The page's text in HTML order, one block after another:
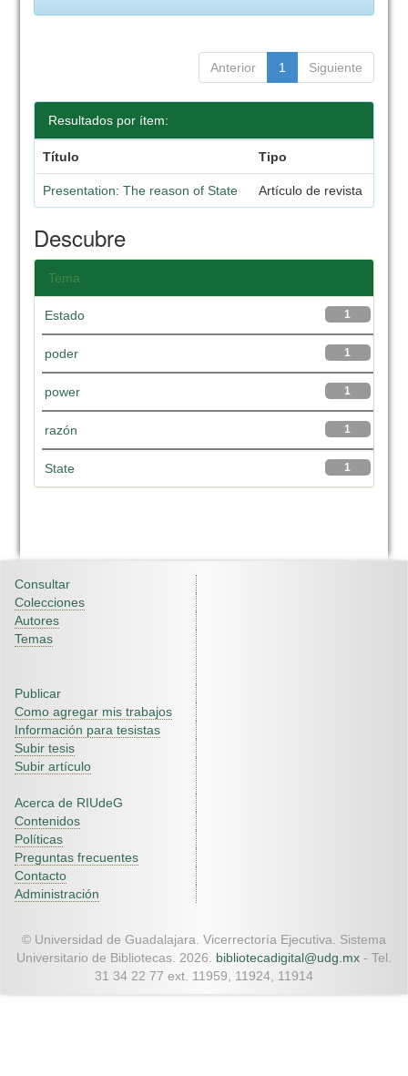
Anterior 1 Siguiente
Resultados por ítem:
Título Tipo
Presentation: The reason of State Artículo de revista
Descubre
Tema
1
Estado
1
poder
1
power
1
razón
1
State
Consultar
Colecciones
Autores
Temas
Publicar
Como agregar mis trabajos
Información para tesistas
Subir tesis
Subir artículo
Acerca de RIUdeG
Contenidos
Políticas
Preguntas frecuentes
Contacto
Administración
© Universidad de Guadalajara. Vicerrectoría Ejecutiva. Sistema
Universitario de Bibliotecas. 2026. bibliotecadigital@udg.mx - Tel.
31 34 22 77 ext. 11959, 11924, 11914